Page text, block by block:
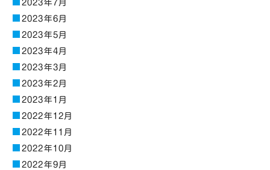
2023年7月
2023年6月
2023年5月
2023年4月
2023年3月
2023年2月
2023年1月
2022年12月
2022年11月
2022年10月
2022年9月